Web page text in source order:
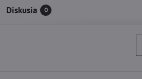
Diskusia 0